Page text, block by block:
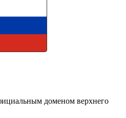
доменом верхнего